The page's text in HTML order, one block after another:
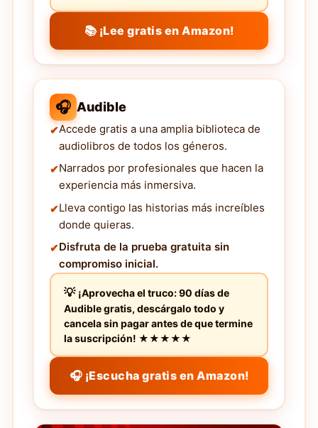
📚 ¡Lee gratis en Amazon!
🎧 Audible
Accede gratis a una amplia biblioteca de
audiolibros de todos los géneros.
Narrados por profesionales que hacen la
experiencia más inmersiva.
Lleva contigo las historias más increíbles
donde quieras.
Disfruta de la prueba gratuita sin
compromiso inicial.
¡Aprovecha el truco: 90 días de
Audible gratis, descárgalo todo y
cancela sin pagar antes de que termine
la suscripción! ★★★★★
🎧 ¡Escucha gratis en Amazon!